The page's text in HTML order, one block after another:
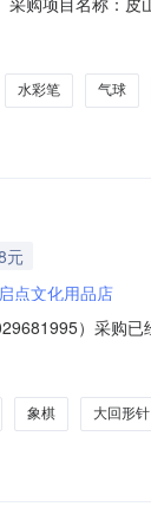
纸包
水彩笔 气球
元
点文化用品店
）采购
勒泰地区哈巴
象棋 大回形针